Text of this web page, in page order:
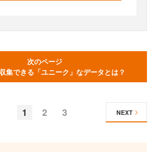
次のページ
集できる「ユニーク」なデータとは？
1 2 3 NEXT